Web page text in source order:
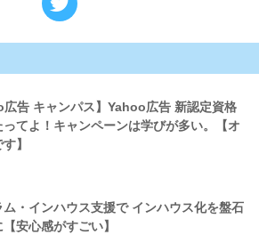
広告 キャンパス】Yahoo広告 新認定資格
ってよ！キャンペーンは学びが多い。【オ
】
ム・インハウス支援で インハウス化を盤石
安心感がすごい】